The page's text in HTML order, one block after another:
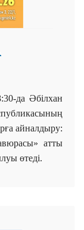
да Әбілхан
айналдыру:
атты
өтеді.